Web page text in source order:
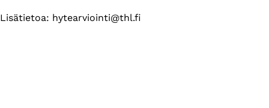
Lisätietoa: hytearviointi@thl.fi